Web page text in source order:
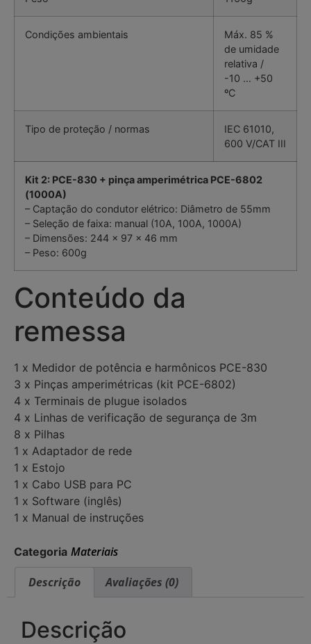
Condições ambientais
Máx. 85 %
de umidade
relativa /
-10 … +50
ºC
Tipo de proteção / normas
IEC 61010,
600 V/CAT III
Kit 2: PCE-830 + pinça amperimétrica PCE-6802
(1000A)
– Captação do condutor elétrico: Diâmetro de 55mm
– Seleção de faixa: manual (10A, 100A, 1000A)
– Dimensões: 244 x 97 x 46 mm
– Peso: 600g
Conteúdo da
remessa
1 x Medidor de potência e harmônicos PCE-830
3 x Pinças amperimétricas (kit PCE-6802)
4 x Terminais de plugue isolados
4 x Linhas de verificação de segurança de 3m
8 x Pilhas
1 x Adaptador de rede
1 x Estojo
1 x Cabo USB para PC
1 x Software (inglês)
1 x Manual de instruções
Categoria Materiais
Descrição
Avaliações (0)
Descrição